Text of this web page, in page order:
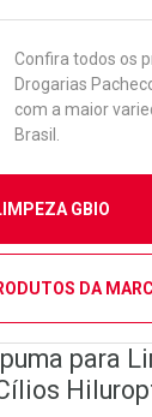
Confira todos os
Drogarias
com a maior
Brasil.
GBIO
DA
para